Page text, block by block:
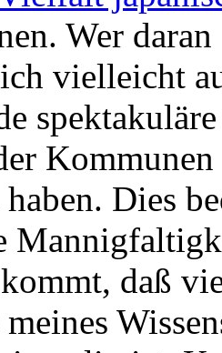
Wer
vielleicht
Dies
daß